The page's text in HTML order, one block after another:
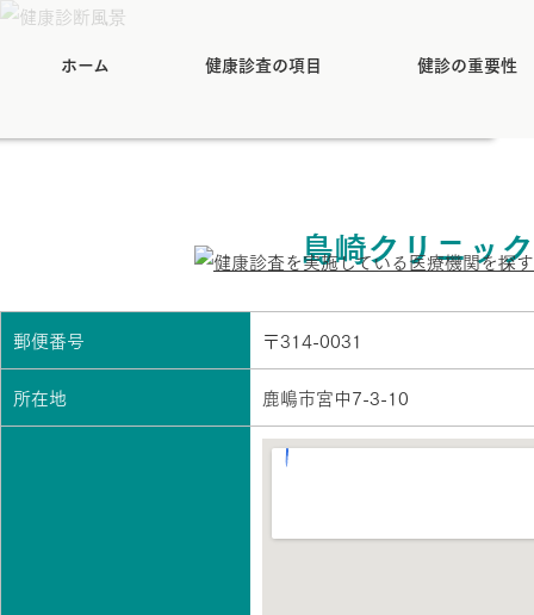
ホーム 健康診査の項目 健診の重要性
島崎クリニック
郵便番号
〒314-0031
所在地
鹿嶋市宮中7-3-10